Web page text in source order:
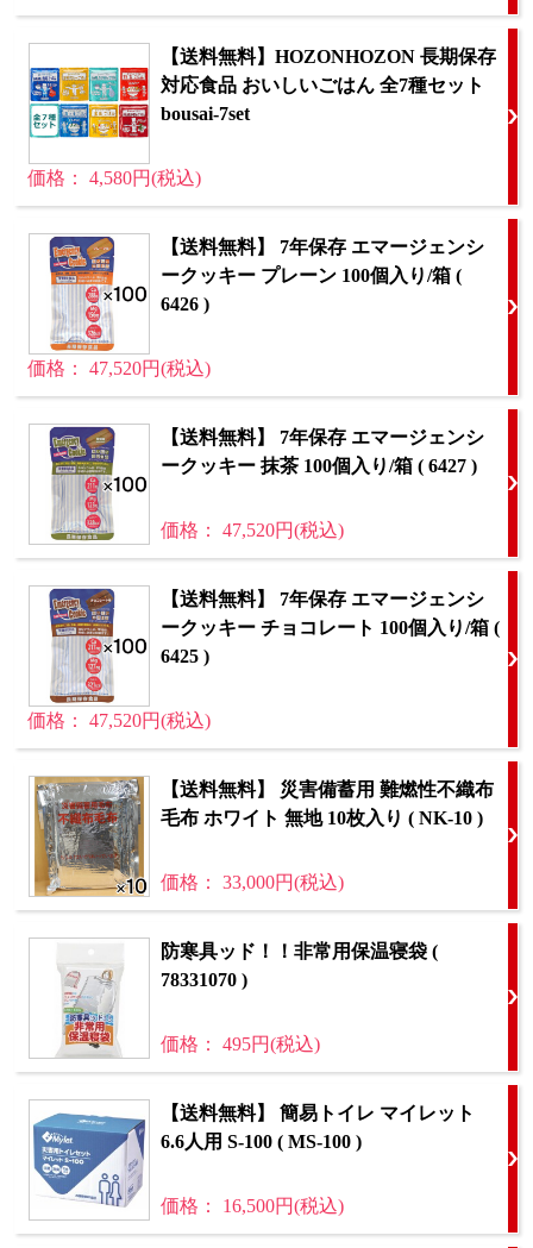
【送料無料】HOZONHOZON 長期保存
対応食品 おいしいごはん 全7種セット
bousai-7set
価格： 4,580円(税込)
【送料無料】 7年保存 エマージェンシ
ークッキー プレーン 100個入り/箱 (
6426 )
価格： 47,520円(税込)
【送料無料】 7年保存 エマージェンシ
ークッキー 抹茶 100個入り/箱 ( 6427 )
価格： 47,520円(税込)
【送料無料】 7年保存 エマージェンシ
ークッキー チョコレート 100個入り/箱 (
6425 )
価格： 47,520円(税込)
【送料無料】 災害備蓄用 難燃性不織布
毛布 ホワイト 無地 10枚入り ( NK-10 )
価格： 33,000円(税込)
防寒具ッド！！非常用保温寝袋 (
78331070 )
価格： 495円(税込)
【送料無料】 簡易トイレ マイレット
6.6人用 S-100 ( MS-100 )
価格： 16,500円(税込)